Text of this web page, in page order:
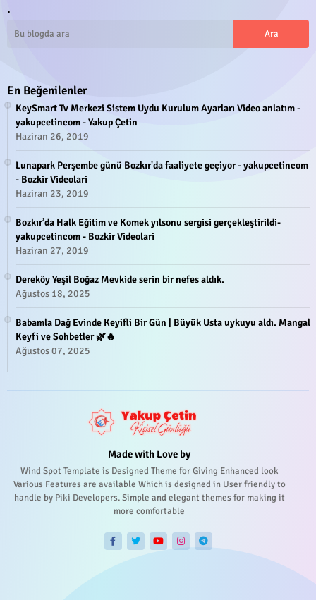
.
En Beğenilenler
KeySmart Tv Merkezi Sistem Uydu Kurulum Ayarları Video anlatım -
yakupcetincom - Yakup Çetin
Haziran 26, 2019
Lunapark Perşembe günü Bozkır'da faaliyete geçiyor - yakupcetincom
- Bozkir Videolari
Haziran 23, 2019
Bozkır’da Halk Eğitim ve Komek yılsonu sergisi gerçekleştirildi-
yakupcetincom - Bozkir Videolari
Haziran 27, 2019
Dereköy Yeşil Boğaz Mevkide serin bir nefes aldık.
Ağustos 18, 2025
Babamla Dağ Evinde Keyifli Bir Gün | Büyük Usta uykuyu aldı. Mangal
Keyfi ve Sohbetler 🌿🔥
Ağustos 07, 2025
Made with Love by
Wind Spot Template is Designed Theme for Giving Enhanced look
Various Features are available Which is designed in User friendly to
handle by Piki Developers. Simple and elegant themes for making it
more comfortable